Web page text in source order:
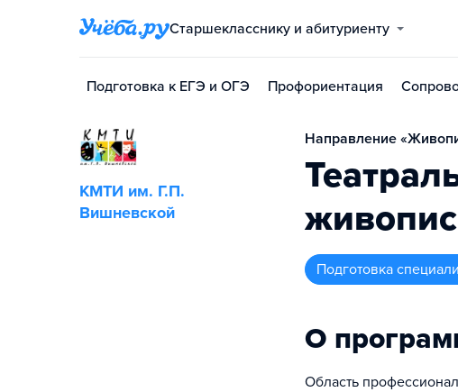
Старшекласснику и абитуриенту
Подготовка к ЕГЭ и ОГЭ Профориентация
КМТИ им. Г.П.
Вишневской
Направление
подготовка
О
Область